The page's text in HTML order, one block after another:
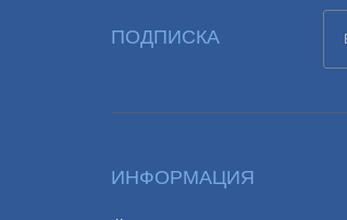
ПОДПИСКА
ИНФОРМАЦИЯ